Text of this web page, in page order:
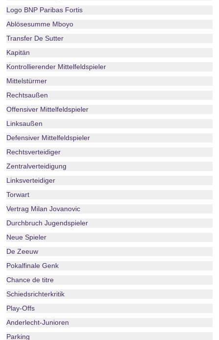
Logo BNP Paribas Fortis
Ablösesumme Mboyo
Transfer De Sutter
Kapitän
Kontrollierender Mittelfeldspieler
Mittelstürmer
Rechtsaußen
Offensiver Mittelfeldspieler
Linksaußen
Defensiver Mittelfeldspieler
Rechtsverteidiger
Zentralverteidigung
Linksverteidiger
Torwart
Vertrag Milan Jovanovic
Durchbruch Jugendspieler
Neue Spieler
De Zeeuw
Pokalfinale Genk
Chance de titre
Schiedsrichterkritik
Play-Offs
Anderlecht-Junioren
Parking